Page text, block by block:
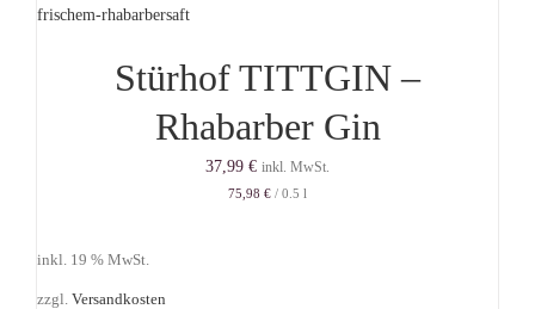
Stürhof TITTGIN –
Rhabarber Gin
37,99 € inkl. MwSt.
75,98 € / 0.5 l
inkl. 19 % MwSt.
zzgl. Versandkosten